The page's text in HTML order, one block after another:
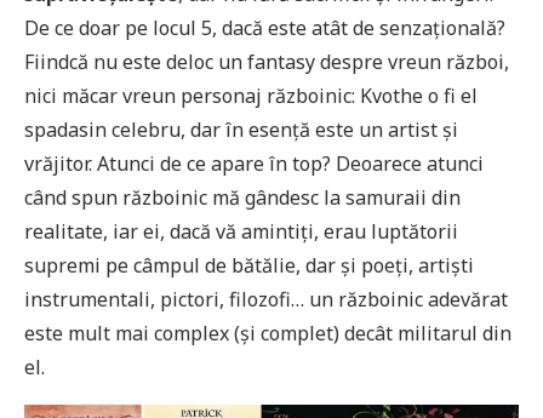
De ce doar pe locul 5, dacă este atât de senzațională?
Fiindcă nu este deloc un fantasy despre vreun război,
nici măcar vreun personaj războinic: Kvothe o fi el
spadasin celebru, dar în esență este un artist și
vrăjitor. Atunci de ce apare în top? Deoarece atunci
când spun războinic mă gândesc la samuraii din
realitate, iar ei, dacă vă amintiți, erau luptătorii
supremi pe câmpul de bătălie, dar și poeți, artiști
instrumentali, pictori, filozofi… un războinic adevărat
este mult mai complex (și complet) decât militarul din
el.